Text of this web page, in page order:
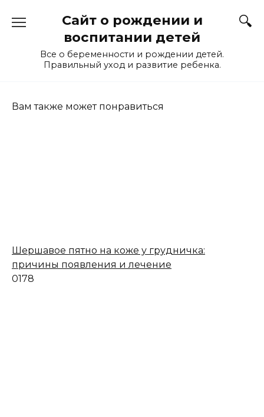
Сайт о рождении и
воспитании детей
Все о беременности и рождении детей.
Правильный уход и развитие ребенка.
Вам также может понравиться
Шершавое пятно на коже у грудничка:
причины появления и лечение
0178